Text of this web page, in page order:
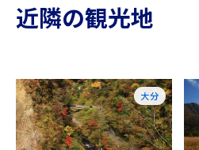
近隣の観光地
大分